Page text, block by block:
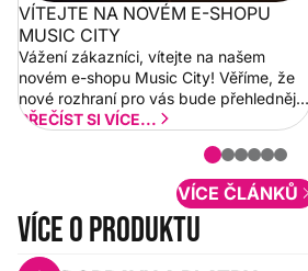
VÍTEJTE NA NOVÉM E-SHOPU
MUSIC CITY
Vážení zákazníci, vítejte na našem
novém e-shopu Music City! Věříme, že
nové rozhraní pro vás bude přehlednější
a rychlejší. Postupně budeme přidávat
PŘEČÍST SI VÍCE...
VÍCE ČLÁNKŮ
Více o produktu